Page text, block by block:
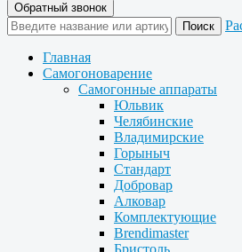
Обратный звонок
Главная
Самогоноварение
Самогонные аппараты
Юльвик
Челябинские
Владимирские
Горыныч
Стандарт
Добровар
Алковар
Комплектующие
Brendimaster
Бристоль